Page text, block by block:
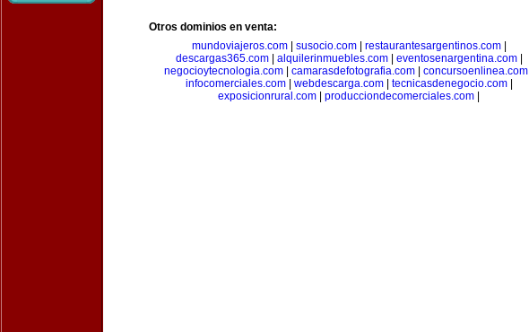
Otros dominios en venta:
mundoviajeros.com| susocio.com| restaurantesargentinos.com|
descargas365.com| alquilerinmuebles.com| eventosenargentina.com|
negocioytecnologia.com
camarasdefotografia.com concursoenlinea.com
infocomerciales.com| webdescarga.com| tecnicasdenegocio.com|
exposicionrural.com
producciondecomerciales.com